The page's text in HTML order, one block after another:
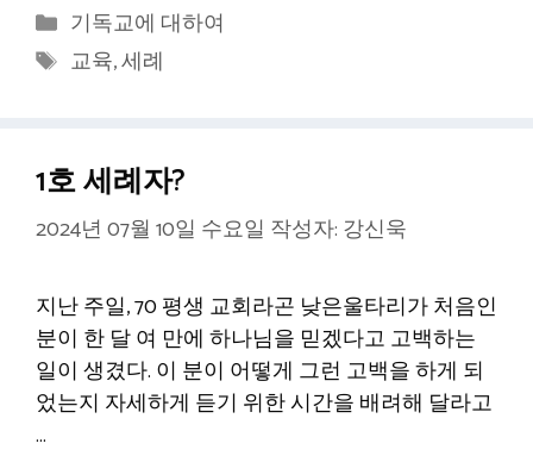
카
테
기독교에 대하여
태
교육,세례
1호 세례자?
2024년 07월 10일 수요일 작성자: 강신욱
지난 주일, 70 평생 교회라곤 낮은울타리가 처음인
분이 한 달 여 만에 하나님을 믿겠다고 고백하는
일이 생겼다. 이 분이 어떻게 그런 고백을 하게 되
었는지 자세하게 듣기 위한 시간을 배려해 달라고
…